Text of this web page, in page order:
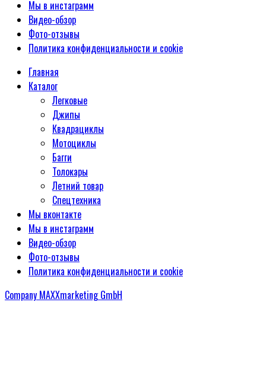
Мы в инстаграмм
Видео-обзор
Фото-отзывы
Политика конфиденциальности и cookie
Главная
Каталог
Легковые
Джипы
Квадрациклы
Мотоциклы
Багги
Толокары
Летний товар
Спецтехника
Мы вконтакте
Мы в инстаграмм
Видео-обзор
Фото-отзывы
Политика конфиденциальности и cookie
Company MAXXmarketing GmbH